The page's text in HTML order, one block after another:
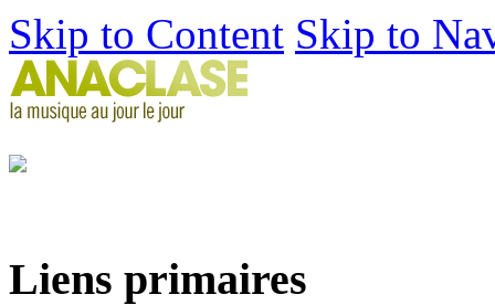
Skip to Content Skip to
Liens primaires